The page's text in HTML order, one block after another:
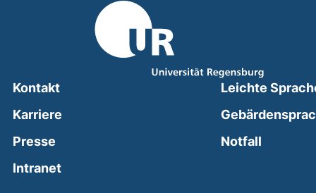
Kontakt
Karriere
Presse
Intranet(external link, opens in a new window)
Leichte
Notfall